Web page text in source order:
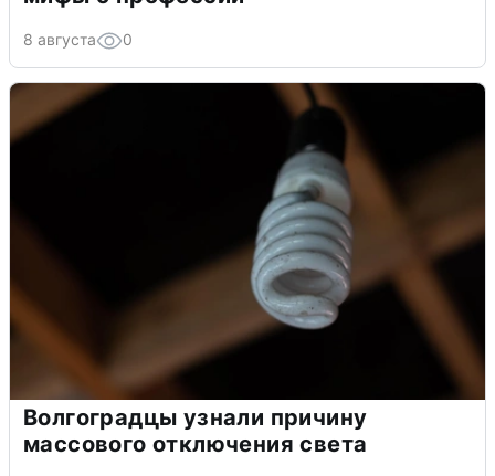
8 августа 0
Волгоградцы узнали причину
массового отключения света